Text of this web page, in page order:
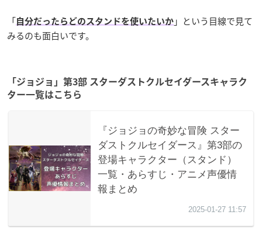
「 自分だったらどのスタンドを使いたいか 」という目線で見て
みるのも面白いです。
「ジョジョ」第3部 スターダストクルセイダースキャラク
ター一覧はこちら